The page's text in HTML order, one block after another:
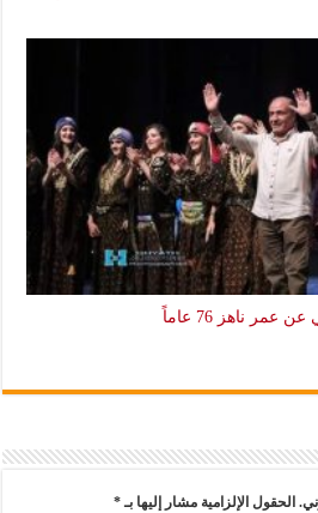
عمر ناهز 76 عاماً
الحقول الإلزامية مشار إليها بـ*